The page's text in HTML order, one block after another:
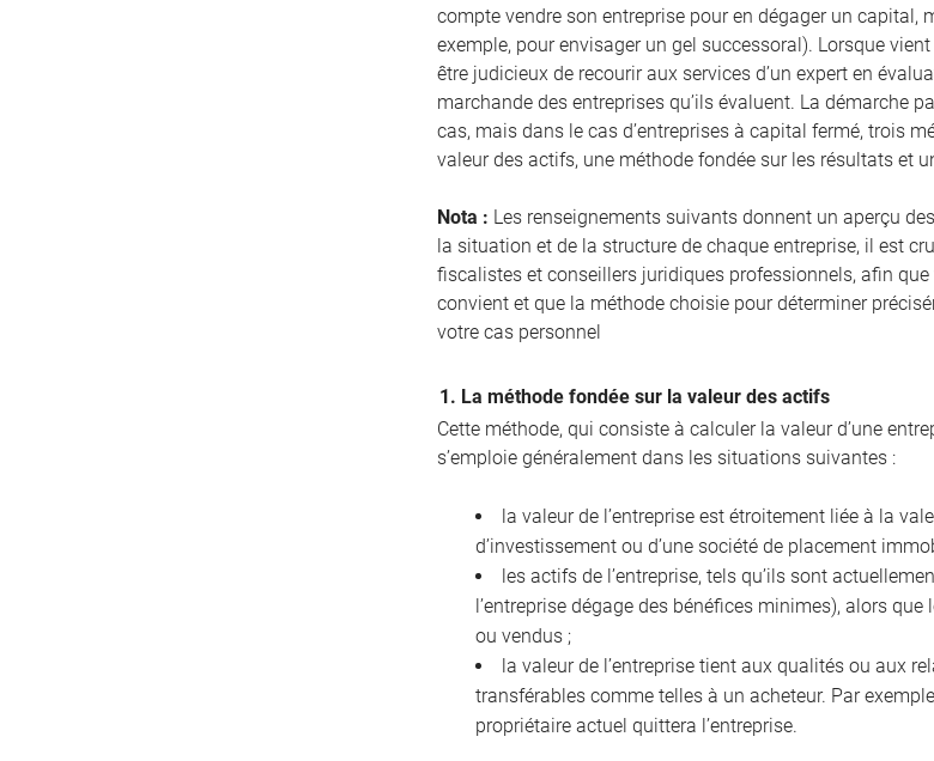
compte vendre son entreprise pour en dégager un
exemple, pour envisager un gel successoral). Lorsque
être judicieux de recourir aux services d’un expert en
marchande des entreprises qu’ils évaluent. La démarche
cas, mais dans le cas d’entreprises à capital fermé, trois
valeur des actifs, une méthode fondée sur les résultats et
Nota : Les renseignements suivants donnent un aperçu
la situation et de la structure de chaque entreprise, il est
fiscalistes et conseillers juridiques professionnels, afin
convient et que la méthode choisie pour déterminer
votre cas personnel
1. La méthode fondée sur la valeur des actifs
Cette méthode, qui consiste à calculer la valeur d’une
s’emploie généralement dans les situations suivantes :
la valeur de l’entreprise est étroitement liée à la
d’investissement ou d’une société de placement
les actifs de l’entreprise, tels qu’ils sont
l’entreprise dégage des bénéfices minimes), alors
ou vendus ;
la valeur de l’entreprise tient aux qualités ou aux
transférables comme telles à un acheteur. Par
propriétaire actuel quittera l’entreprise.